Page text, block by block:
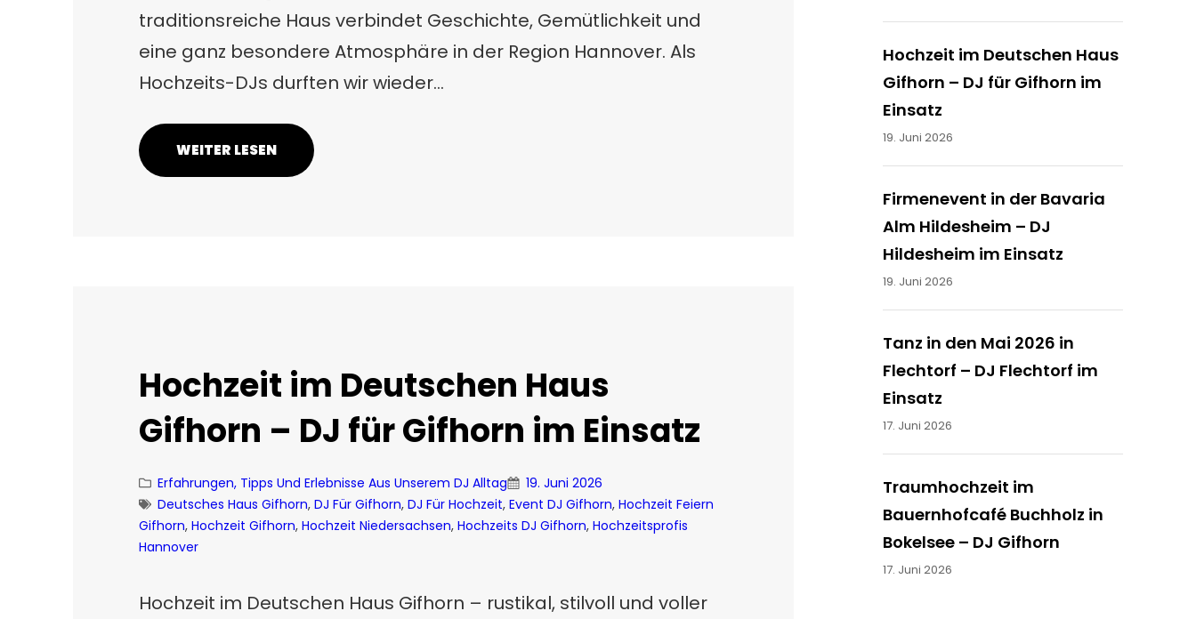
traditionsreiche Haus verbindet Geschichte, Gemütlichkeit und
eine ganz besondere Atmosphäre in der Region Hannover. Als
Hochzeits-DJs durften wir wieder…
WEITER LESEN
Hochzeit im Deutschen Haus
Gifhorn – DJ für Gifhorn im Einsatz
Erfahrungen, Tipps Und Erlebnisse Aus Unserem DJ Alltag
19. Juni 2026
Deutsches Haus Gifhorn, DJ Für Gifhorn, DJ Für Hochzeit, Event DJ Gifhorn, Hochzeit Feiern
Gifhorn, Hochzeit Gifhorn, Hochzeit Niedersachsen, Hochzeits DJ Gifhorn, Hochzeitsprofis
Hannover
Hochzeit im Deutschen Haus Gifhorn – rustikal, stilvoll und voller
Hochzeit im Deutschen Haus
Gifhorn – DJ für Gifhorn im
Einsatz
19. Juni 2026
Firmenevent in der Bavaria
Alm Hildesheim – DJ
Hildesheim im Einsatz
19. Juni 2026
Tanz in den Mai 2026 in
Flechtorf – DJ Flechtorf im
Einsatz
17. Juni 2026
Traumhochzeit im
Bauernhofcafé Buchholz in
Bokelsee – DJ Gifhorn
17. Juni 2026